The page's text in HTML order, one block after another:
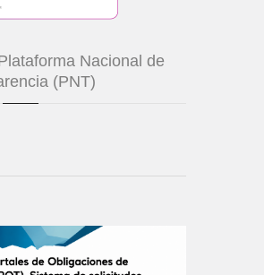
Nacional de
(PNT)